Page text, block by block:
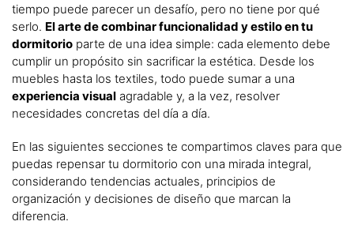
tiempo puede parecer un desafío, pero no tiene por qué
serlo. El arte de combinar funcionalidad y estilo en tu
dormitorio parte de una idea simple: cada elemento debe
cumplir un propósito sin sacrificar la estética. Desde los
muebles hasta los textiles, todo puede sumar a una
experiencia visual agradable y, a la vez, resolver
necesidades concretas del día a día.
En las siguientes secciones te compartimos claves para que
puedas repensar tu dormitorio con una mirada integral,
considerando tendencias actuales, principios de
organización y decisiones de diseño que marcan la
diferencia.